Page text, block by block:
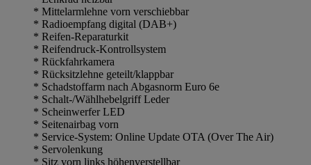
* Mittelarmlehne vorn verschiebbar
* Radioempfang digital (DAB+)
* Reifen-Reparaturkit
* Reifendruck-Kontrollsystem
* Rückfahrkamera
* Rücksitzlehne geteilt/klappbar
* Schadstoffarm nach Abgasnorm Euro 6e
* Schalt-/Wählhebelgriff Leder
* Scheinwerfer LED
* Seitenairbag vorn
* Service-System: Online Update OTA (Over The Air)
* Servolenkung
* Sitz vorn links höhenverstellbar